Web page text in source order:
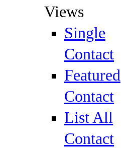
Views
Single
Contact
Featured
Contact
List All
Contact